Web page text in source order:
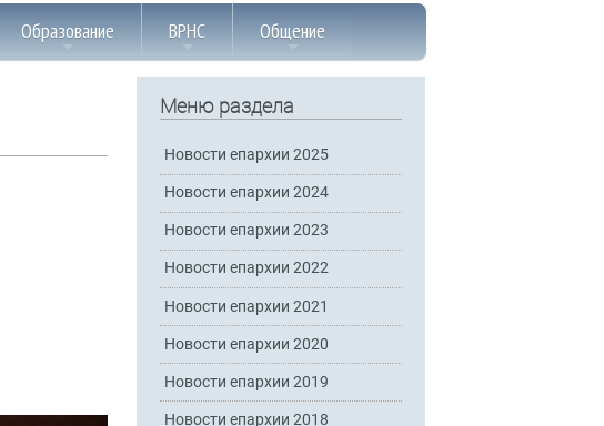
Образование ВРНС Общение
Меню раздела
Новости епархии 2025
Новости епархии 2024
Новости епархии 2023
Новости епархии 2022
Новости епархии 2021
Новости епархии 2020
Новости епархии 2019
Новости епархии 2018